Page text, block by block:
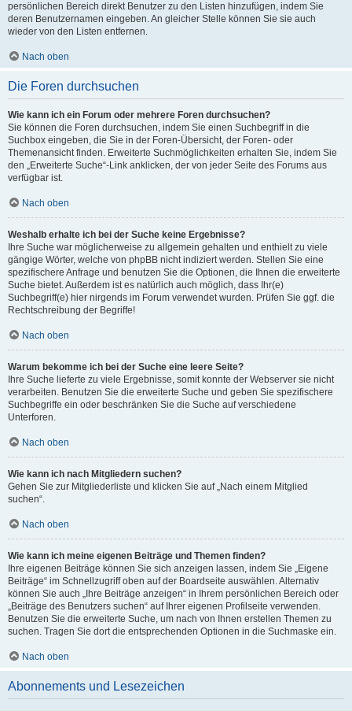
persönlichen Bereich direkt Benutzer zu den Listen hinzufügen, indem Sie
deren Benutzernamen eingeben. An gleicher Stelle können Sie sie auch
wieder von den Listen entfernen.
Nach oben
Die Foren durchsuchen
Wie kann ich ein Forum oder mehrere Foren durchsuchen?
Sie können die Foren durchsuchen, indem Sie einen Suchbegriff in die
Suchbox eingeben, die Sie in der Foren-Übersicht, der Foren- oder
Themenansicht finden. Erweiterte Suchmöglichkeiten erhalten Sie, indem Sie
den „Erweiterte Suche“-Link anklicken, der von jeder Seite des Forums aus
verfügbar ist.
Nach oben
Weshalb erhalte ich bei der Suche keine Ergebnisse?
Ihre Suche war möglicherweise zu allgemein gehalten und enthielt zu viele
gängige Wörter, welche von phpBB nicht indiziert werden. Stellen Sie eine
spezifischere Anfrage und benutzen Sie die Optionen, die Ihnen die erweiterte
Suche bietet. Außerdem ist es natürlich auch möglich, dass Ihr(e)
Suchbegriff(e) hier nirgends im Forum verwendet wurden. Prüfen Sie ggf. die
Rechtschreibung der Begriffe!
Nach oben
Warum bekomme ich bei der Suche eine leere Seite?
Ihre Suche lieferte zu viele Ergebnisse, somit konnte der Webserver sie nicht
verarbeiten. Benutzen Sie die erweiterte Suche und geben Sie spezifischere
Suchbegriffe ein oder beschränken Sie die Suche auf verschiedene
Unterforen.
Nach oben
Wie kann ich nach Mitgliedern suchen?
Gehen Sie zur Mitgliederliste und klicken Sie auf „Nach einem Mitglied
suchen“.
Nach oben
Wie kann ich meine eigenen Beiträge und Themen finden?
Ihre eigenen Beiträge können Sie sich anzeigen lassen, indem Sie „Eigene
Beiträge“ im Schnellzugriff oben auf der Boardseite auswählen. Alternativ
können Sie auch „Ihre Beiträge anzeigen“ in Ihrem persönlichen Bereich oder
„Beiträge des Benutzers suchen“ auf Ihrer eigenen Profilseite verwenden.
Benutzen Sie die erweiterte Suche, um nach von Ihnen erstellen Themen zu
suchen. Tragen Sie dort die entsprechenden Optionen in die Suchmaske ein.
Nach oben
Abonnements und Lesezeichen